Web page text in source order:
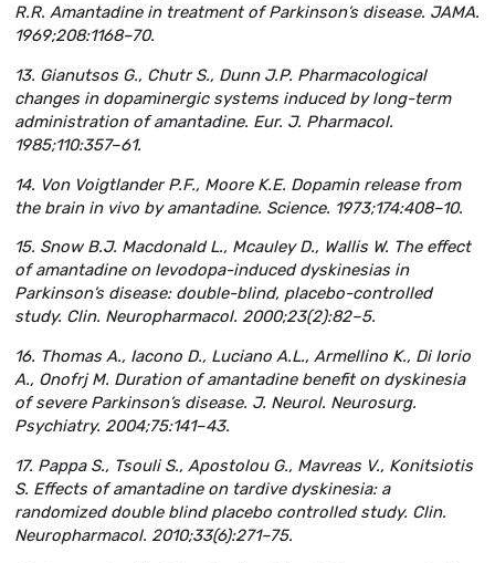
R.R. Amantadine in treatment of Parkinson’s disease. JAMA.
1969;208:1168–70.
13. Gianutsos G., Chutr S., Dunn J.P. Pharmacological
changes in dopaminergic systems induced by long-term
administration of amantadine. Eur. J. Рharmacol.
1985;110:357–61.
14. Von Voigtlander P.F., Moore K.E. Dopamin release from
the brain in vivo by amantadine. Science. 1973;174:408–10.
15. Snow B.J. Macdonald L., Mcauley D., Wallis W. The effect
of amantadine on levodopa-induced dyskinesias in
Parkinson’s disease: double-blind, placebo-controlled
study. Clin. Neuropharmacol. 2000;23(2):82–5.
16. Thomas A., Iacono D., Luciano A.L., Armellino K., Di Iorio
A., Onofrj M. Duration of amantadine benefit on dyskinesia
of severe Parkinson’s disease. J. Neurol. Neurosurg.
Psychiatry. 2004;75:141–43.
17. Pappa S., Tsouli S., Apostolou G., Mavreas V., Konitsiotis
S. Effects of amantadine on tardive dyskinesia: a
randomized double blind placebo controlled study. Clin.
Neuropharmacol. 2010;33(6):271–75.